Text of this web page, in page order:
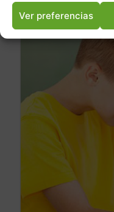
Ver preferencias